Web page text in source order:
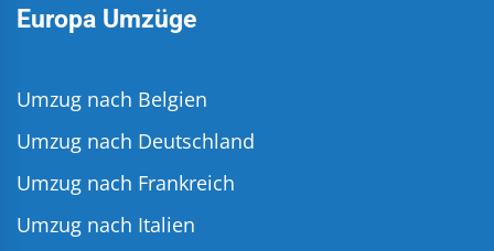
Europa Umzüge
Umzug nach Belgien
Umzug nach Deutschland
Umzug nach Frankreich
Umzug nach Italien